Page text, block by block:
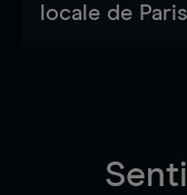
locale de Paris